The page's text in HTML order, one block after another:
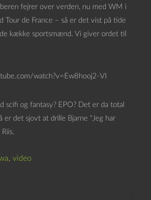
fejrer over verden, nu med WM i
Tour de France – så er det vist på tide
kække sportsmænd. Vi giver ordet til
watch?v=Ew8hooj2-VI
scifi og fantasy? EPO? Det er da total
er det sjovt at drille Bjarne “Jeg har
, video